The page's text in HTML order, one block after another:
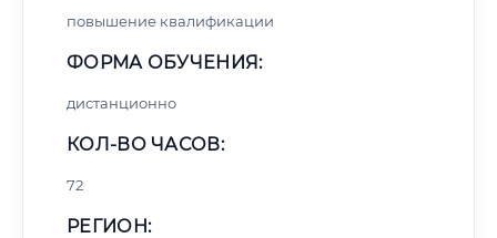
повышение квалификации
ФОРМА ОБУЧЕНИЯ:
дистанционно
КОЛ-ВО ЧАСОВ:
72
РЕГИОН: